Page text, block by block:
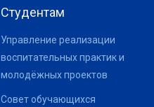
Студентам
Управление реализации
воспитательных практик и
молодёжных проектов
Совет обучающихся